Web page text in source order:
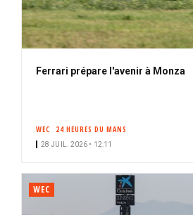
Ferrari prépare l'avenir à Monza
WEC 24 HEURES DU MANS
28 JUIL. 2026 • 12:11
WEC